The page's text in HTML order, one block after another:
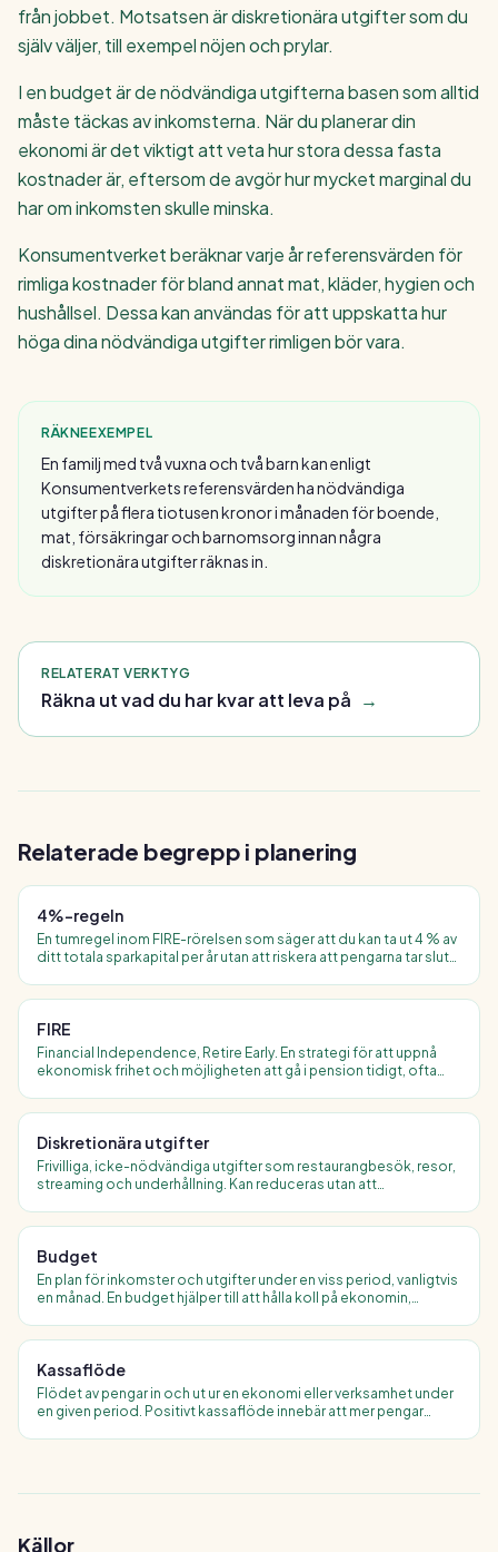
från jobbet. Motsatsen är diskretionära utgifter som du
själv väljer, till exempel nöjen och prylar.
I en budget är de nödvändiga utgifterna basen som alltid
måste täckas av inkomsterna. När du planerar din
ekonomi är det viktigt att veta hur stora dessa fasta
kostnader är, eftersom de avgör hur mycket marginal du
har om inkomsten skulle minska.
Konsumentverket beräknar varje år referensvärden för
rimliga kostnader för bland annat mat, kläder, hygien och
hushållsel. Dessa kan användas för att uppskatta hur
höga dina nödvändiga utgifter rimligen bör vara.
RÄKNEEXEMPEL
En familj med två vuxna och två barn kan enligt
Konsumentverkets referensvärden ha nödvändiga
utgifter på flera tiotusen kronor i månaden för boende,
mat, försäkringar och barnomsorg innan några
diskretionära utgifter räknas in.
RELATERAT VERKTYG
Räkna ut vad du har kvar att leva på →
Relaterade begrepp i planering
4%-regeln
En tumregel inom FIRE-rörelsen som säger att du kan ta ut 4 % av
ditt totala sparkapital per år utan att riskera att pengarna tar slut
FIRE
Financial Independence, Retire Early. En strategi för att uppnå
ekonomisk frihet och möjligheten att gå i pension tidigt, ofta
Diskretionära utgifter
Frivilliga, icke-nödvändiga utgifter som restaurangbesök, resor,
streaming och underhållning. Kan reduceras utan att
Budget
En plan för inkomster och utgifter under en viss period, vanligtvis
en månad. En budget hjälper till att hålla koll på ekonomin,
Kassaflöde
Flödet av pengar in och ut ur en ekonomi eller verksamhet under
en given period. Positivt kassaflöde innebär att mer pengar
Källor